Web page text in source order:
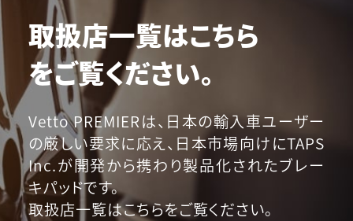
取扱店一覧はこちら
をご覧ください。
Vetto PREMIERは、日本の輸入車ユーザー
の厳しい要求に応え、日本市場向けにTAPS
Inc.が開発から携わり製品化されたブレー
キパッドです。
取扱店一覧はこちらをご覧ください。